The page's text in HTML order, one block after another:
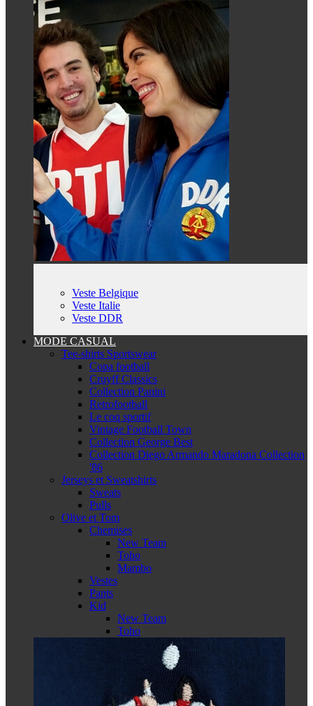
Veste Belgique
Veste Italie
Veste DDR
MODE CASUAL
Tee-shirts Sportswear
Copa football
Cruyff Classics
Collection Panini
Retrofootball
Le coq sportif
Vintage Football Town
Collection George Best
Collection Diego Armando Maradona Collection
'86
Jerseys et Sweatshirts
Sweats
Pulls
Olive et Tom
Chemises
New Team
Toho
Mambo
Vestes
Pants
Kid
New Team
Toho